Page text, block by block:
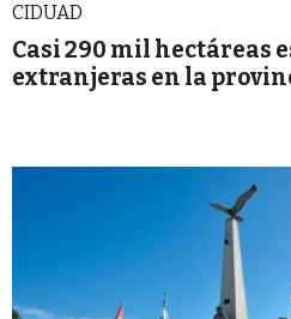
CIDUAD
Casi 290 mil hectáreas
extranjeras en la